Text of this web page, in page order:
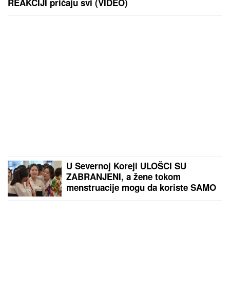
REAKCIJI pričaju svi (VIDEO)
U Severnoj Koreji ULOŠCI SU
ZABRANJENI, a žene tokom
menstruacije mogu da koriste SAMO